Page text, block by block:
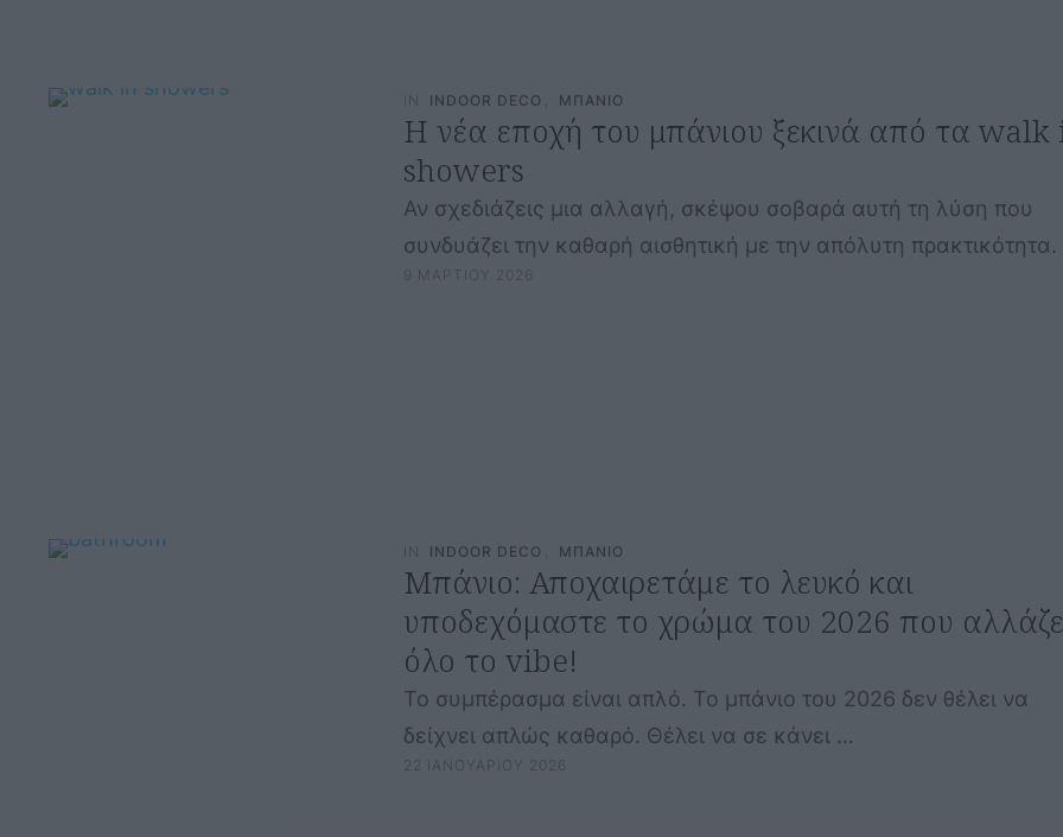
IN INDOOR DECO ΜΠΑΝΙΟ
Η νέα εποχή του μπάνιου ξεκινά από τα walk
showers
Αν σχεδιάζεις μια αλλαγή, σκέψου σοβαρά αυτή τη λύση που
συνδυάζει την καθαρή αισθητική με την απόλυτη
9 ΜΑΡΤΙΟΥ 2026
IN INDOOR DECO ΜΠΑΝΙΟ
Μπάνιο: Αποχαιρετάμε το λευκό και
υποδεχόμαστε το χρώμα του 2026 που
όλο το vibe!
Το συμπέρασμα είναι απλό. Το μπάνιο του 2026 δεν θέλει να
δείχνει απλώς καθαρό. Θέλει να σε κάνει …
22 ΙΑΝΟΥΑΡΙΟΥ 2026